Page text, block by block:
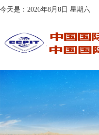
今天是：2026年8月8日 星期六